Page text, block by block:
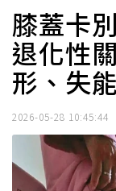
膝蓋卡
退化性
形、失能
2026-05-28 10:45:44